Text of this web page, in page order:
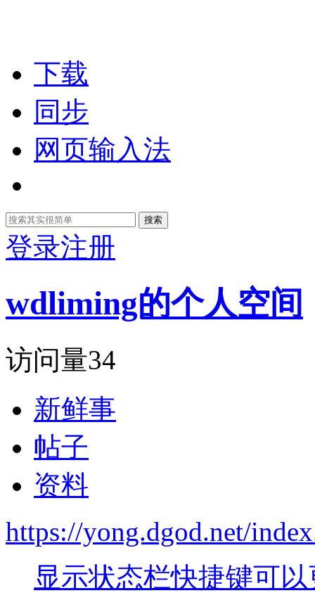
下载
同步
网页输入法
搜索
登录注册
wdliming的个人空间
访问量34
新鲜事
帖子
资料
https://yong.dgod.net/
显示状态栏快捷键可